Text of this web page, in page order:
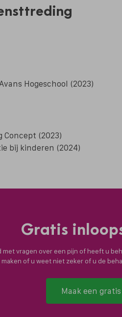
Hogeschool (2023)
Concept (2023)
bij kinderen (2024)
Gratis
met vragen over een pijn of heeft u
of u weet niet zeker of u de
Maak een